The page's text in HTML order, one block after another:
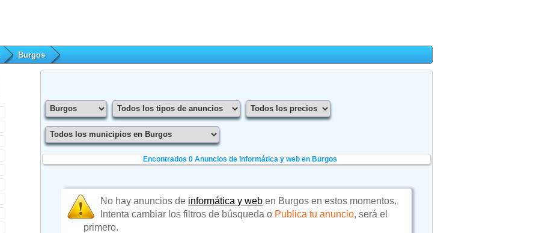
Burgos
Encontrados 0Anuncios de informática y web en Burgos
No hay anuncios de informática y weben Burgos en estos momentos.
Intenta cambiar los filtros de búsqueda o Publica tu anuncio, será el
primero.